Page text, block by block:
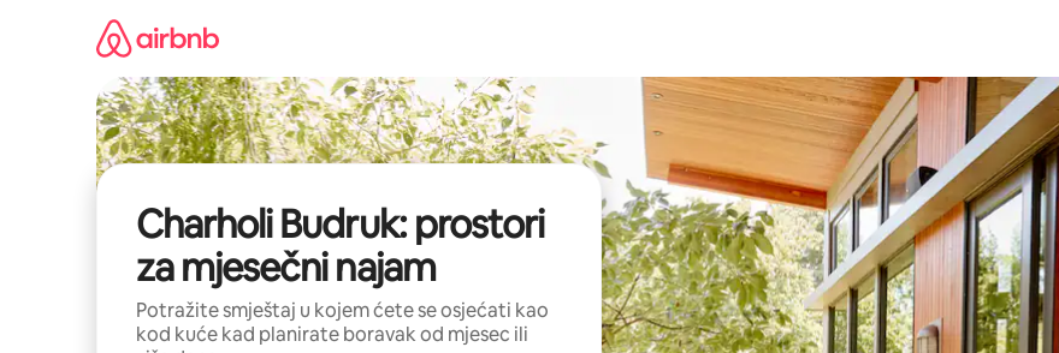
Charholi Budruk: prostori
za mjesečni najam
Potražite smještaj u kojem ćete se osjećati kao
kod kuće kad planirate boravak od mjesec ili